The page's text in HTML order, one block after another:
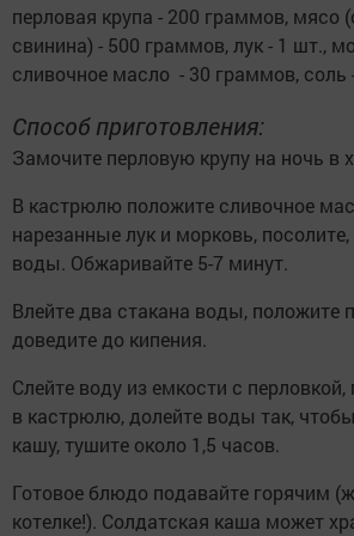
перловая крупа - 200 граммов, мясо
свинина) - 500 граммов, лук - 1 шт.,
сливочное масло - 30 граммов, соль
Способ приготовления:
Замочите перловую крупу на ночь в
В кастрюлю положите сливочное
нарезанные лук и морковь,
воды. Обжаривайте 5-7 минут.
Влейте два стакана воды, положите
доведите до кипения.
Слейте воду из емкости с перловкой,
в кастрюлю, долейте воды так,
кашу, тушите около 1,5 часов.
Готовое блюдо подавайте горячим
котелке!). Солдатская каша может